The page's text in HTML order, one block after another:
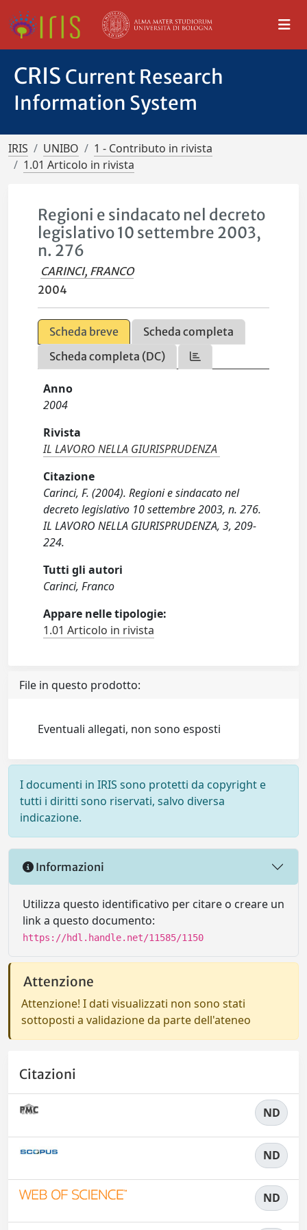
CRIS Current Research
Information System
IRIS UNIBO
1 - Contributo in rivista
1.01 Articolo in rivista
Regioni e sindacato nel decreto
legislativo 10 settembre 2003,
n. 276
CARINCI, FRANCO
2004
Scheda breve
Scheda completa
Scheda completa (DC)
Anno
2004
Rivista
IL LAVORO NELLA GIURISPRUDENZA
Citazione
Carinci, F. (2004). Regioni e sindacato nel
decreto legislativo 10 settembre 2003, n. 276.
IL LAVORO NELLA GIURISPRUDENZA, 3, 209-
224.
Tutti gli autori
Carinci, Franco
Appare nelle tipologie:
1.01 Articolo in rivista
File in questo prodotto:
Eventuali allegati, non sono esposti
I documenti in IRIS sono protetti da copyright e
tutti i diritti sono riservati, salvo diversa
indicazione.
Informazioni
Utilizza questo identificativo per citare o creare un
link a questo documento:
https://hdl.handle.net/11585/1150
Attenzione
Attenzione! I dati visualizzati non sono stati
sottoposti a validazione da parte dell'ateneo
Citazioni
ND
ND
ND